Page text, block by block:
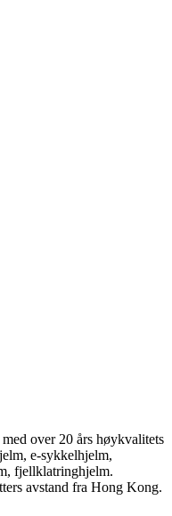
over 20 års høykvalitets
e-sykkelhjelm,
fjellklatringhjelm.
avstand fra Hong Kong.